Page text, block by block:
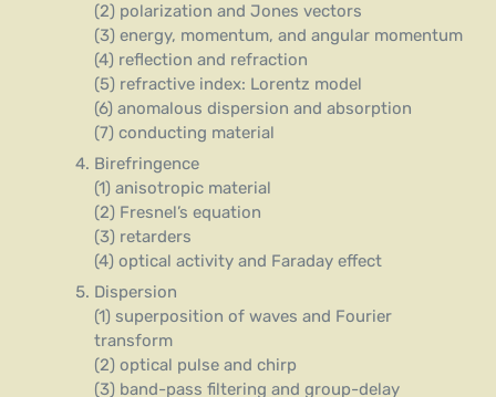
(2) polarization and Jones vectors
(3) energy, momentum, and angular momentum
(4) reflection and refraction
(5) refractive index: Lorentz model
(6) anomalous dispersion and absorption
(7) conducting material
Birefringence
(1) anisotropic material
(2) Fresnel’s equation
(3) retarders
(4) optical activity and Faraday effect
Dispersion
(1) superposition of waves and Fourier
transform
(2) optical pulse and chirp
(3) band-pass filtering and group-delay